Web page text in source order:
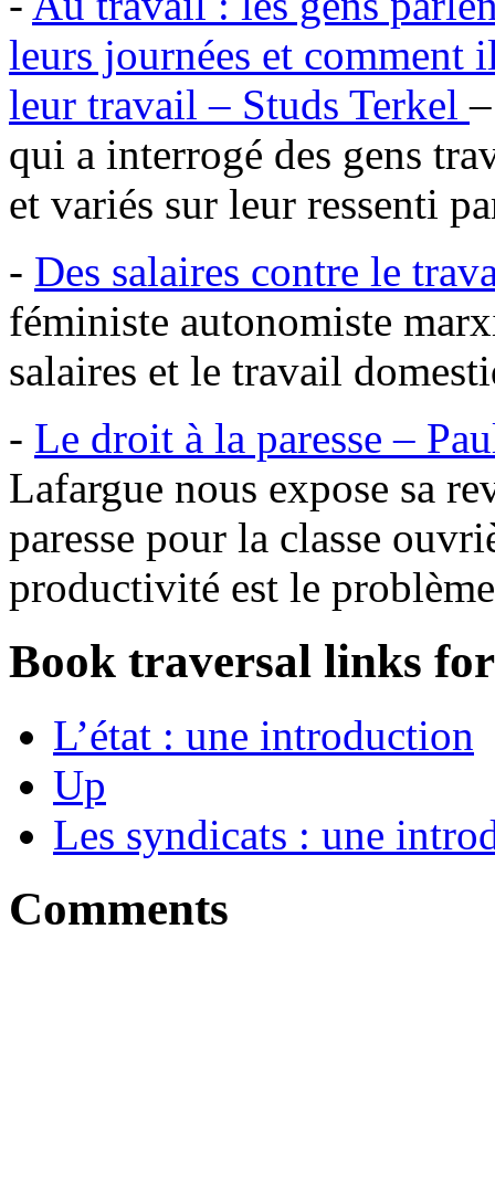
leurs journées et comment
leur travail – Studs Terkel
qui a interrogé des gens
et variés sur leur ressenti
- Des salaires contre le
féministe autonomiste
salaires et le travail
- Le droit à la paresse –
Lafargue nous expose sa
paresse pour la classe
productivité est le
Book traversal links
L’état : une introduction
Up
Les syndicats : une
Comments